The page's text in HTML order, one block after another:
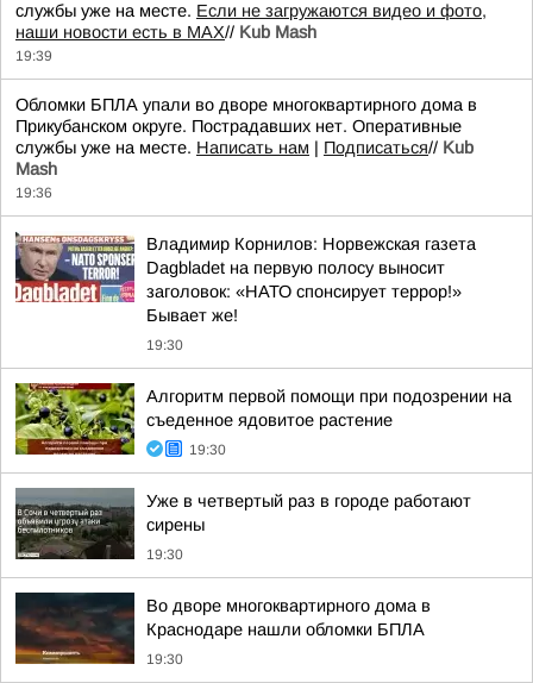
службы уже на месте. Если не загружаются видео и фото,
наши новости есть в MAX// Kub Mash
19:39
Обломки БПЛА упали во дворе многоквартирного дома в
Прикубанском округе. Пострадавших нет. Оперативные
службы уже на месте. Написать нам | Подписаться// Kub
Mash
19:36
Владимир Корнилов: Норвежская газета
Dagbladet на первую полосу выносит
заголовок: «НАТО спонсирует террор!»
Бывает же!
19:30
Алгоритм первой помощи при подозрении на
съеденное ядовитое растение
19:30
Уже в четвертый раз в городе работают
сирены
19:30
Во дворе многоквартирного дома в
Краснодаре нашли обломки БПЛА
19:30